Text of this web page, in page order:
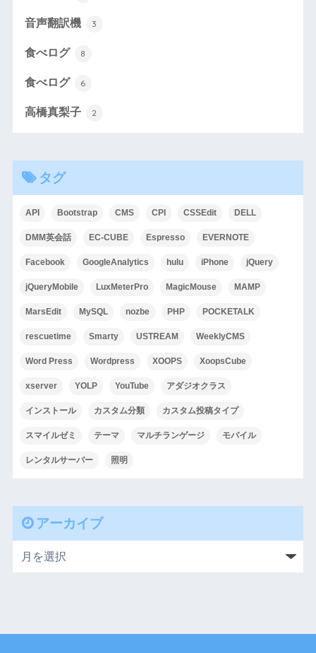
音声翻訳機 3
食べログ 8
食べログ 6
高橋真梨子 2
タグ
API Bootstrap CMS CPI CSSEdit DELL
DMM英会話 EC-CUBE Espresso EVERNOTE
Facebook GoogleAnalytics hulu iPhone jQuery
jQueryMobile LuxMeterPro MagicMouse MAMP
MarsEdit MySQL nozbe PHP POCKETALK
rescuetime Smarty USTREAM WeeklyCMS
Word Press Wordpress XOOPS XoopsCube
xserver YOLP YouTube アダジオクラス
インストール カスタム分類 カスタム投稿タイプ
スマイルゼミ テーマ マルチランゲージ モバイル
レンタルサーバー 照明
アーカイブ